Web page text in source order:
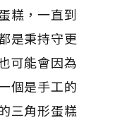
糕，一直到
是秉持守更
可能會因為
個是手工的
三角形蛋糕